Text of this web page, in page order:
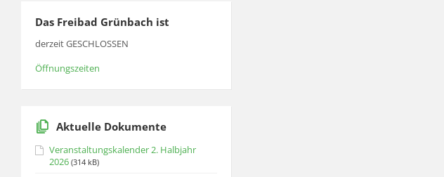
Das Freibad Grünbach ist
derzeit GESCHLOSSEN
Öffnungszeiten
Aktuelle Dokumente
Veranstaltungskalender 2. Halbjahr
2026 (314 kB)